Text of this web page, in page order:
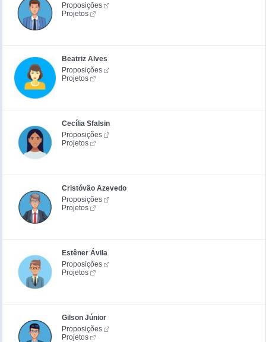
Proposições
Projetos
Beatriz Alves
Proposições
Projetos
Cecília Sfalsin
Proposições
Projetos
Cristóvão Azevedo
Proposições
Projetos
Estêner Ávila
Proposições
Projetos
Gilson Júnior
Proposições
Projetos